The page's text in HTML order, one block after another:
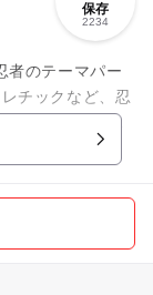
保存
2234
者のテーマパー